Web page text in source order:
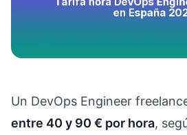
Un DevOps Engineer
entre 40 y 90 € por hora,